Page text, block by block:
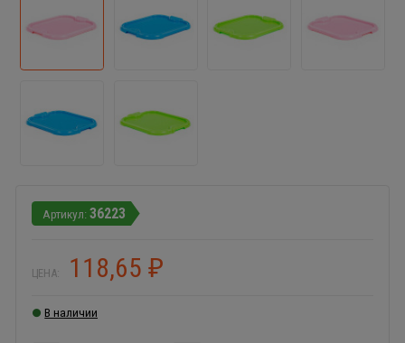
36223
ЦЕНА: 118,65 ₽
В наличии